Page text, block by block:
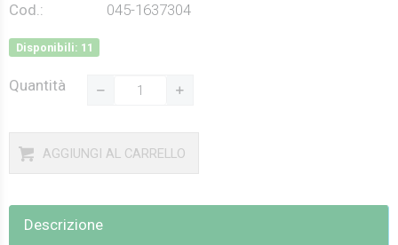
Cod.: 045-1637304
Disponibili: 11
Quantità
AGGIUNGI AL CARRELLO
Descrizione